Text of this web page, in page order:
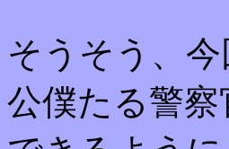
そうそう、
公僕たる警